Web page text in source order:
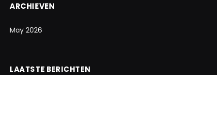
ARCHIEVEN
May 2026
LAATSTE BERICHTEN